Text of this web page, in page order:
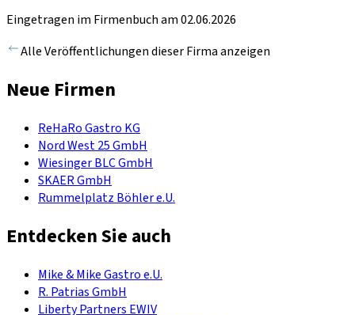
Eingetragen im Firmenbuch am 02.06.2026
Alle Veröffentlichungen dieser Firma anzeigen
Neue Firmen
ReHaRo Gastro KG
Nord West 25 GmbH
Wiesinger BLC GmbH
SKAER GmbH
Rummelplatz Böhler e.U.
Entdecken Sie auch
Mike & Mike Gastro e.U.
R. Patrias GmbH
Liberty Partners EWIV